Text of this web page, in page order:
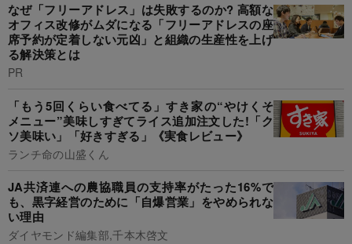
なぜ「フリーアドレス」は失敗するのか? 高額な
オフィス改修がムダになる「フリーアドレスの座
席予約が定着しない元凶」と組織の生産性を上げ
る解決策とは
PR
「もう5回くらい食べてる」すき家の“やけくそ
メニュー”美味しすぎてライス追加注文した!「ク
ソ美味い」「好きすぎる」《実食レビュー》
ランチ命の山盛くん
JA共済連への農協職員の支持率がたった16%で
も、黒字経営のために「自爆営業」をやめられな
い理由
ダイヤモンド編集部,千本木啓文